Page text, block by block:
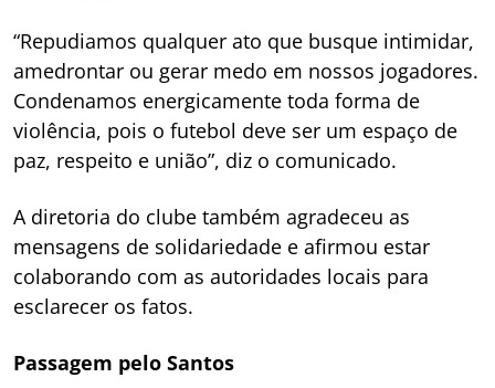
“Repudiamos qualquer ato que busque intimidar,
amedrontar ou gerar medo em nossos jogadores.
Condenamos energicamente toda forma de
violência, pois o futebol deve ser um espaço de
paz, respeito e união”, diz o comunicado.
A diretoria do clube também agradeceu as
mensagens de solidariedade e afirmou estar
colaborando com as autoridades locais para
esclarecer os fatos.
Passagem pelo Santos